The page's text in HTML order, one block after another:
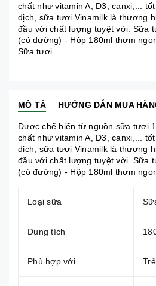
chất như vitamin A, D3, canxi,...
dịch, sữa tươi Vinamilk là thương
đầu với chất lượng tuyệt vời. Sữa
(có đường) - Hộp 180ml thơm
Sữa tươi...
MÔ TẢ HƯỚNG DẪN MUA
Được chế biến từ nguồn sữa tươi
chất như vitamin A, D3, canxi,...
dịch, sữa tươi Vinamilk là thương
đầu với chất lượng tuyệt vời. Sữa
(có đường) - Hộp 180ml thơm
Loại sữa
Dung tích
Phù hợp với